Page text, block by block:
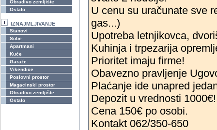
Obradivo zemljište
Ostalo
IZNAJMLJIVANJE
Stanovi
Sobe
Apartmani
Kuće
Garaže
Vikendice
Poslovni prostor
Magacinski prostor
Obradivo zemljište
Ostalo
U cenu su uračunate sve
gas...)
Upotreba letnjikovca,
Kuhinja i trpezarija
Prioritet imaju firme!
Obavezno pravljenje
Plaćanje ide unapred
Depozit u vrednosti 1000€!
Cena 150€ po osobi.
Kontakt 062/350-650